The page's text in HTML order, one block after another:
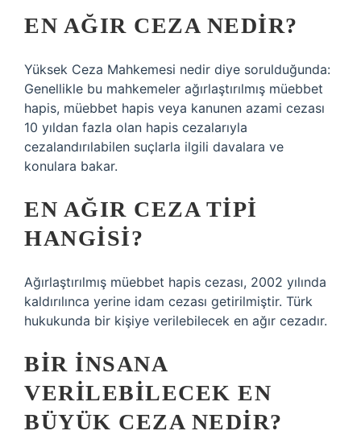
EN AĞIR CEZA NEDIR?
Yüksek Ceza Mahkemesi nedir diye sorulduğunda:
Genellikle bu mahkemeler ağırlaştırılmış müebbet
hapis, müebbet hapis veya kanunen azami cezası
10 yıldan fazla olan hapis cezalarıyla
cezalandırılabilen suçlarla ilgili davalara ve
konulara bakar.
EN AĞIR CEZA TIPI
HANGISI?
Ağırlaştırılmış müebbet hapis cezası, 2002 yılında
kaldırılınca yerine idam cezası getirilmiştir. Türk
hukukunda bir kişiye verilebilecek en ağır cezadır.
BIR INSANA
VERILEBILECEK EN
BÜYÜK CEZA NEDIR?